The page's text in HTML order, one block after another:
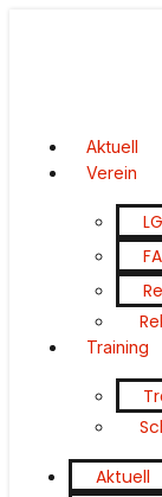
Aktuell
Verein
Training
Aktuell